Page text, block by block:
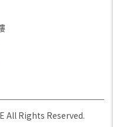
All Rights Reserved.